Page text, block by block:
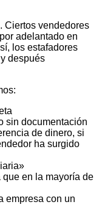
Ciertos vendedores
adelantado en
los estafadores
después
sin documentación
de dinero, si
ha surgido
en la mayoría de
empresa con un